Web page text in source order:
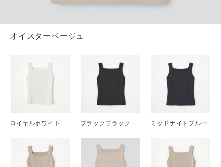
オイスターベージュ
ロイヤルホワイト ブラックブラック ミッドナイトブルー